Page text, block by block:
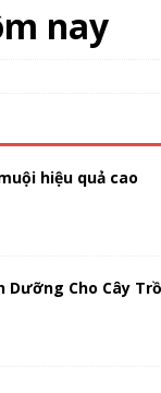
nay
hiệu quả cao
Dưỡng Cho Cây